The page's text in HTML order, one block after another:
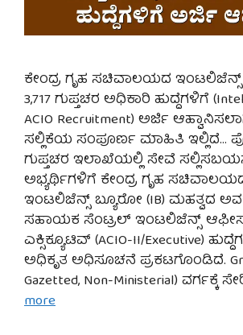
ಕೇಂದ್ರ ಗೃಹ ಸಚಿವಾಲಯದ
3,717 ಗುಪ್ತಚರ ಅಧಿಕಾರಿ ಹುದ್ದೆಗಳಿಗೆ
ACIO Recruitment) ಅರ್ಜಿ
ಸಲ್ಲಿಕೆಯ ಸಂಪೂರ್ಣ ಮಾಹಿತಿ ಇಲ್ಲಿದೆ…
ಗುಪ್ತಚರ ಇಲಾಖೆಯಲ್ಲಿ ಸೇವೆ
ಅಭ್ಯರ್ಥಿಗಳಿಗೆ ಕೇಂದ್ರ ಗೃಹ
ಇಂಟಲಿಜೆನ್ಸ್ ಬ್ಯೂರೋ (IB) ಮಹತ್ವದ
ಸಹಾಯಕ ಸೆಂಟ್ರಲ್ ಇಂಟಲಿಜೆನ್ಸ್
ಎಕ್ಸಿಕ್ಯೂಟಿವ್ (ACIO-II/Executive)
ಅಧಿಕೃತ ಅಧಿಸೂಚನೆ ಪ್ರಕಟಗೊಂಡಿದೆ.
Gazetted, Non-Ministerial) ವರ್ಗಕ್ಕೆ
more